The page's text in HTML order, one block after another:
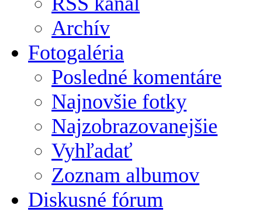
Archív
Fotogaléria
Posledné komentáre
Najnovšie fotky
Najzobrazovanejšie
Vyhľadať
Zoznam albumov
Diskusné fórum